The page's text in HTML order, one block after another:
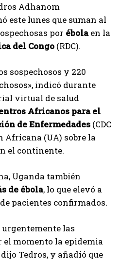
Adhanom
este lunes que suman al
por ébolaen la
del Congo (RDC).
sospechosos y 220
indicó durante
virtual de salud
Africanos para el
de Enfermedades (CDC
Africana (UA) sobre la
el continente.
Uganda también
de ébola, lo que elevó a
pacientes confirmados.
las
el momento la epidemia
Tedros, y añadió que